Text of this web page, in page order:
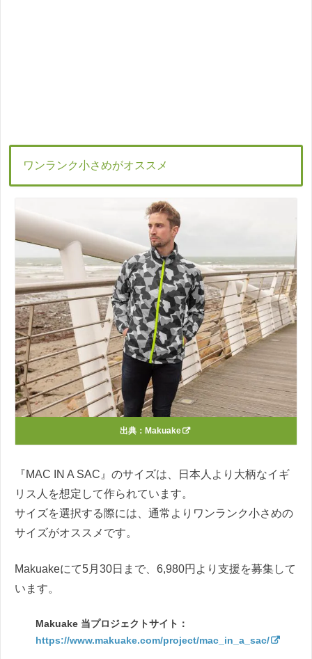
ワンランク小さめがオススメ
出典： Makuake
『MAC IN A SAC』のサイズは、日本人より大柄なイギ
リス人を想定して作られています。
サイズを選択する際には、通常よりワンランク小さめの
サイズがオススメです。
Makuakeにて5月30日まで、6,980円より支援を募集して
います。
Makuake 当プロジェクトサイト：
https://www.makuake.com/project/mac_in_a_sac/